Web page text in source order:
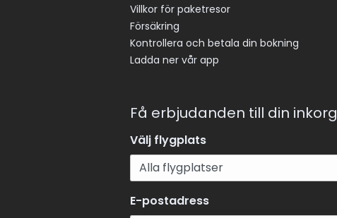
Villkor för paketresor
Försäkring
Kontrollera och betala din bokning
Ladda ner vår app
Få erbjudanden till din inkorg
Välj flygplats
E-postadress